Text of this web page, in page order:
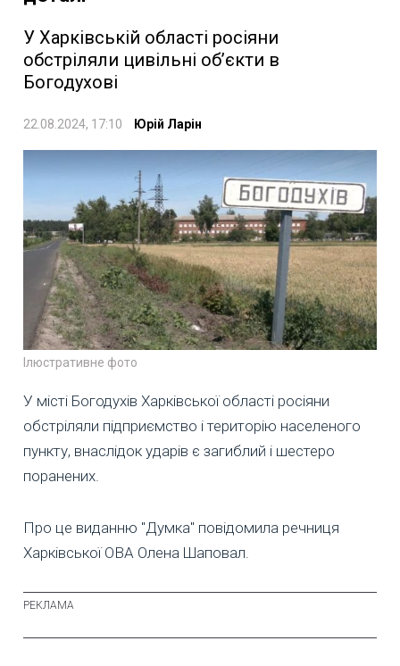
У Харківській області росіяни
обстріляли цивільні об’єкти в
Богодухові
22.08.2024, 17:10 Юрій Ларін
Ілюстративне фото
У місті Богодухів Харківської області росіяни
обстріляли підприємство і територію населеного
пункту, внаслідок ударів є загиблий і шестеро
поранених.
Про це виданню "Думка" повідомила речниця
Харківської ОВА Олена Шаповал.